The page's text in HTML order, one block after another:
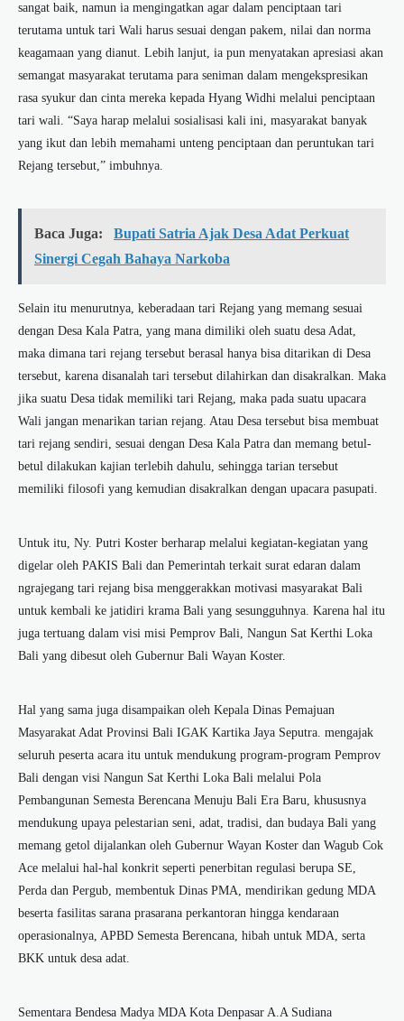
sangat baik, namun ia mengingatkan agar dalam penciptaan tari
terutama untuk tari Wali harus sesuai dengan pakem, nilai dan norma
keagamaan yang dianut. Lebih lanjut, ia pun menyatakan apresiasi akan
semangat masyarakat terutama para seniman dalam mengekspresikan
rasa syukur dan cinta mereka kepada Hyang Widhi melalui penciptaan
tari wali. “Saya harap melalui sosialisasi kali ini, masyarakat banyak
yang ikut dan lebih memahami unteng penciptaan dan peruntukan tari
Rejang tersebut,” imbuhnya.
Baca Juga:
Bupati Satria Ajak Desa Adat Perkuat
Sinergi Cegah Bahaya Narkoba
Selain itu menurutnya, keberadaan tari Rejang yang memang sesuai
dengan Desa Kala Patra, yang mana dimiliki oleh suatu desa Adat,
maka dimana tari rejang tersebut berasal hanya bisa ditarikan di Desa
tersebut, karena disanalah tari tersebut dilahirkan dan disakralkan. Maka
jika suatu Desa tidak memiliki tari Rejang, maka pada suatu upacara
Wali jangan menarikan tarian rejang. Atau Desa tersebut bisa membuat
tari rejang sendiri, sesuai dengan Desa Kala Patra dan memang betul-
betul dilakukan kajian terlebih dahulu, sehingga tarian tersebut
memiliki filosofi yang kemudian disakralkan dengan upacara pasupati.
Untuk itu, Ny. Putri Koster berharap melalui kegiatan-kegiatan yang
digelar oleh PAKIS Bali dan Pemerintah terkait surat edaran dalam
ngrajegang tari rejang bisa menggerakkan motivasi masyarakat Bali
untuk kembali ke jatidiri krama Bali yang sesungguhnya. Karena hal itu
juga tertuang dalam visi misi Pemprov Bali, Nangun Sat Kerthi Loka
Bali yang dibesut oleh Gubernur Bali Wayan Koster.
Hal yang sama juga disampaikan oleh Kepala Dinas Pemajuan
Masyarakat Adat Provinsi Bali IGAK Kartika Jaya Seputra. mengajak
seluruh peserta acara itu untuk mendukung program-program Pemprov
Bali dengan visi Nangun Sat Kerthi Loka Bali melalui Pola
Pembangunan Semesta Berencana Menuju Bali Era Baru, khususnya
mendukung upaya pelestarian seni, adat, tradisi, dan budaya Bali yang
memang getol dijalankan oleh Gubernur Wayan Koster dan Wagub Cok
Ace melalui hal-hal konkrit seperti penerbitan regulasi berupa SE,
Perda dan Pergub, membentuk Dinas PMA, mendirikan gedung MDA
beserta fasilitas sarana prasarana perkantoran hingga kendaraan
operasionalnya, APBD Semesta Berencana, hibah untuk MDA, serta
BKK untuk desa adat.
Sementara Bendesa Madya MDA Kota Denpasar A.A Sudiana